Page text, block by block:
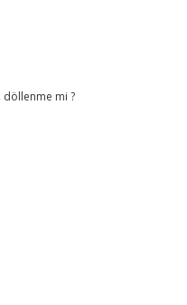
döllenme mi ?